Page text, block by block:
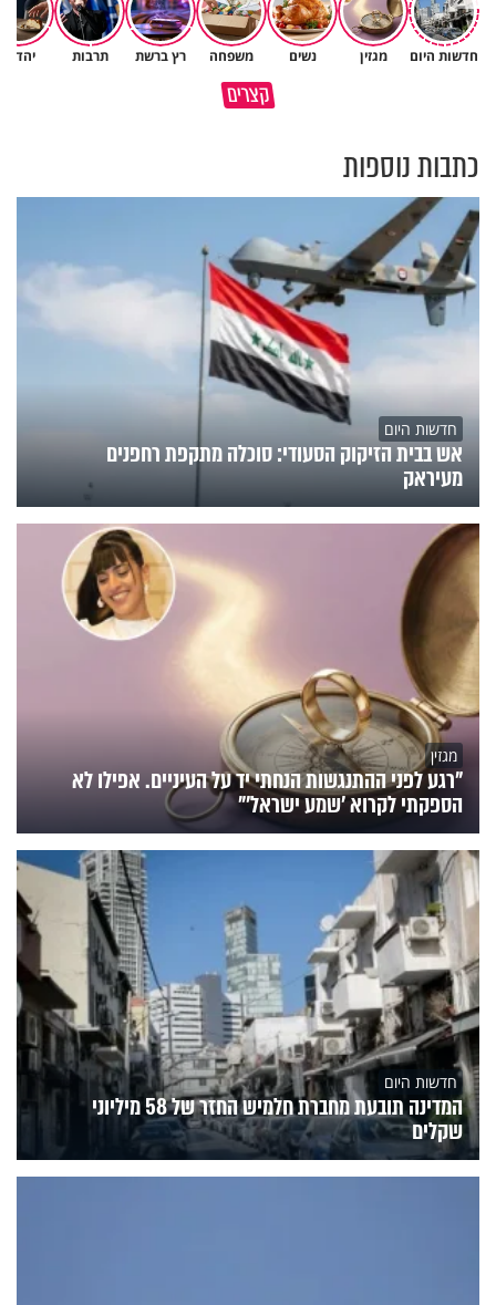
חדשות היום מגזין נשים משפחה רץ ברשת תרבות יהדות
קצרים
באיזה אופן מותר לחתוך נייר
כתבות נוספות
חדשות היום
אש בבית הזיקוק הסעודי: סוכלה מתקפת רחפנים
מעיראק
מגזין
"רגע לפני ההתנגשות הנחתי יד על העיניים. אפילו לא
הספקתי לקרוא 'שמע ישראל'"
חדשות היום
המדינה תובעת מחברת חלמיש החזר של 58 מיליוני
שקלים